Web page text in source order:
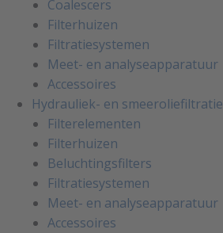
Coalescers
Filterhuizen
Filtratiesystemen
Meet- en analyseapparatuur
Accessoires
Hydrauliek- en smeeroliefiltratie
Filterelementen
Filterhuizen
Beluchtingsfilters
Filtratiesystemen
Meet- en analyseapparatuur
Accessoires